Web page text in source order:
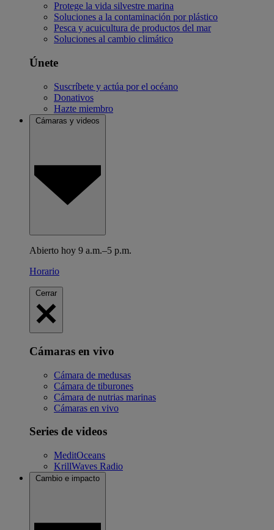
Protege la vida silvestre marina
Soluciones a la contaminación por plástico
Pesca y acuicultura de productos del mar
Soluciones al cambio climático
Únete
Suscríbete y actúa por el océano
Donativos
Hazte miembro
Cámaras y videos
Abierto hoy 9 a.m.–5 p.m.
Horario
Cerrar
Cámaras en vivo
Cámara de medusas
Cámara de tiburones
Cámara de nutrias marinas
Cámaras en vivo
Series de videos
MeditOceans
KrillWaves Radio
Cambio e impacto